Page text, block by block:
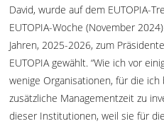
David, wurde auf dem EUTOPIA-
EUTOPIA-Woche (November
Jahren, 2025-2026, zum
EUTOPIA gewählt. “Wie ich vor
wenige Organisationen, für die
zusätzliche Managementzeit zu
dieser Institutionen, weil sie für